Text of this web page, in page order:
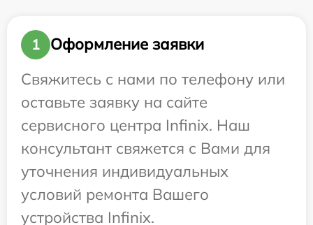
1
Оформление заявки
Свяжитесь с нами по телефону или
оставьте заявку на сайте
сервисного центра Infinix. Наш
консультант свяжется с Вами для
уточнения индивидуальных
условий ремонта Вашего
устройства Infinix.